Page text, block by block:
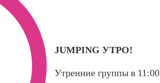
JUMPING УТРО!
Утренние группы в 11:00